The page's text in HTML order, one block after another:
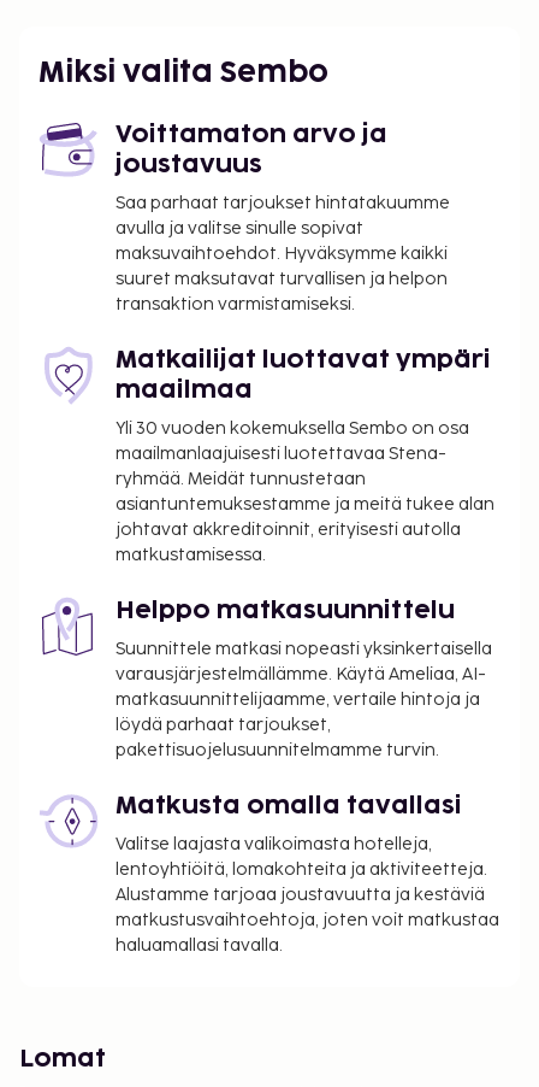
Miksi valita Sembo
Voittamaton arvo ja
joustavuus
Saa parhaat tarjoukset hintatakuumme
avulla ja valitse sinulle sopivat
maksuvaihtoehdot. Hyväksymme kaikki
suuret maksutavat turvallisen ja helpon
transaktion varmistamiseksi.
Matkailijat luottavat ympäri
maailmaa
Yli 30 vuoden kokemuksella Sembo on osa
maailmanlaajuisesti luotettavaa Stena-
ryhmää. Meidät tunnustetaan
asiantuntemuksestamme ja meitä tukee alan
johtavat akkreditoinnit, erityisesti autolla
matkustamisessa.
Helppo matkasuunnittelu
Suunnittele matkasi nopeasti yksinkertaisella
varausjärjestelmällämme. Käytä Ameliaa, AI-
matkasuunnittelijaamme, vertaile hintoja ja
löydä parhaat tarjoukset,
pakettisuojelusuunnitelmamme turvin.
Matkusta omalla tavallasi
Valitse laajasta valikoimasta hotelleja,
lentoyhtiöitä, lomakohteita ja aktiviteetteja.
Alustamme tarjoaa joustavuutta ja kestäviä
matkustusvaihtoehtoja, joten voit matkustaa
haluamallasi tavalla.
Lomat